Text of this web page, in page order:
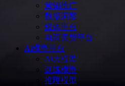
营销推广
数据洞察
媒体平台
电商卖货平台
Ai模型平台
Ai大模型
训练模型
推理模型